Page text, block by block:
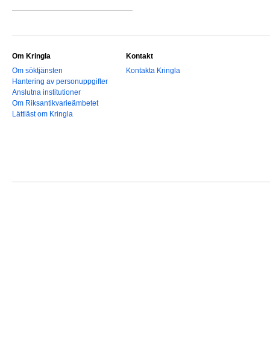
Om Kringla
Om söktjänsten
Hantering av personuppgifter
Anslutna institutioner
Om Riksantikvarieämbetet
Lättläst om Kringla
Kontakt
Kontakta Kringla